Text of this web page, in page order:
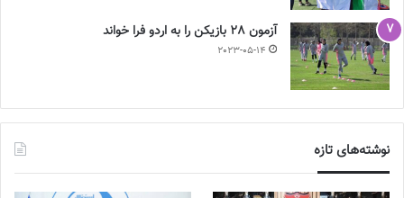
آزمون 28 بازیکن را به اردو فرا خواند
2023-05-14
نوشته‌های تازه